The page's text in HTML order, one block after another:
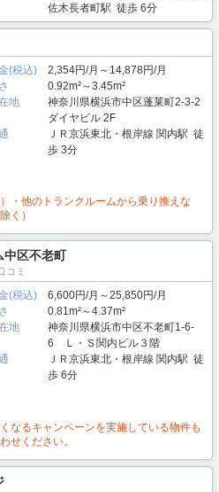
佐木長者町駅 徒歩 6分
(税込)
2,354円/月～14,878円/月
0.92m²～3.45m²
地
神奈川県横浜市中区蓬莱町2-3-2
ダイヤビル 2F
ＪＲ京浜東北・根岸線 関内駅 徒
歩 3分
・他のトランクルームから乗り換えな
く）
中区不老町
コミ
(税込)
6,600円/月～25,850円/月
0.81m²～4.37m²
地
神奈川県横浜市中区不老町1-6-
6 Ｌ・Ｓ関内ビル３階
ＪＲ京浜東北・根岸線 関内駅 徒
歩 6分
なるキャンペーンを実施している物件も
せください。